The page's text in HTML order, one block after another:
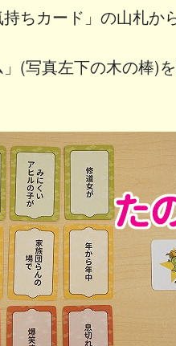
ちカード」の山札か
(写真左下の木の棒)